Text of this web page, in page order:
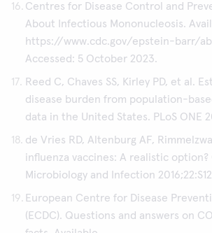
Centres for Disease Control and
About Infectious Mononucleosis.
https://www.cdc.gov/epstein-barr/
Accessed: 5 October 2023.
Reed C, Chaves SS, Kirley PD, et al.
disease burden from population-
data in the United States. PLoS ONE
de Vries RD, Altenburg AF,
influenza vaccines: A realistic option?
Microbiology and Infection
European Centre for Disease
(ECDC). Questions and answers on